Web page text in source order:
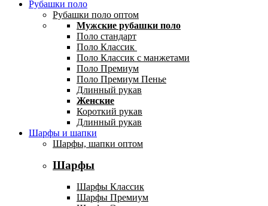
Рубашки поло
Рубашки поло оптом
Мужские рубашки поло
Поло стандарт
Поло Классик
Поло Классик с манжетами
Поло Премиум
Поло Премиум Пенье
Длинный рукав
Женские
Короткий рукав
Длинный рукав
Шарфы и шапки
Шарфы, шапки оптом
Шарфы
Шарфы Классик
Шарфы Премиум